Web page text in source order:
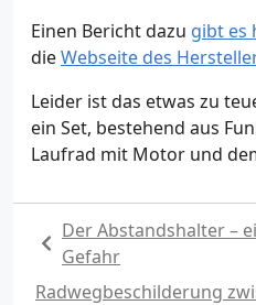
Einen Bericht dazu gibt es
dieWebseite des
Leider ist das etwas zu
ein Set, bestehend aus
Laufrad mit Motor und
Der Abstandshalter –
Gefahr
Radwegbeschilderung